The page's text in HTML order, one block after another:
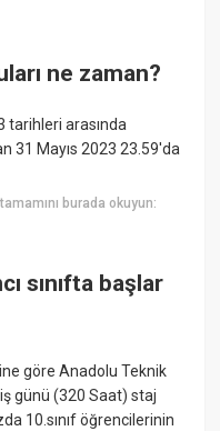
ne zaman?
tarihleri arasında
31 Mayıs 2023 23.59'da
burada okuyun:
sınıfta başlar
göre Anadolu Teknik
günü (320 Saat) staj
10.sınıf öğrencilerinin